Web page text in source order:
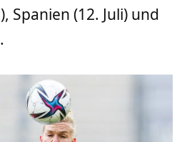
Spanien (12. Juli) und